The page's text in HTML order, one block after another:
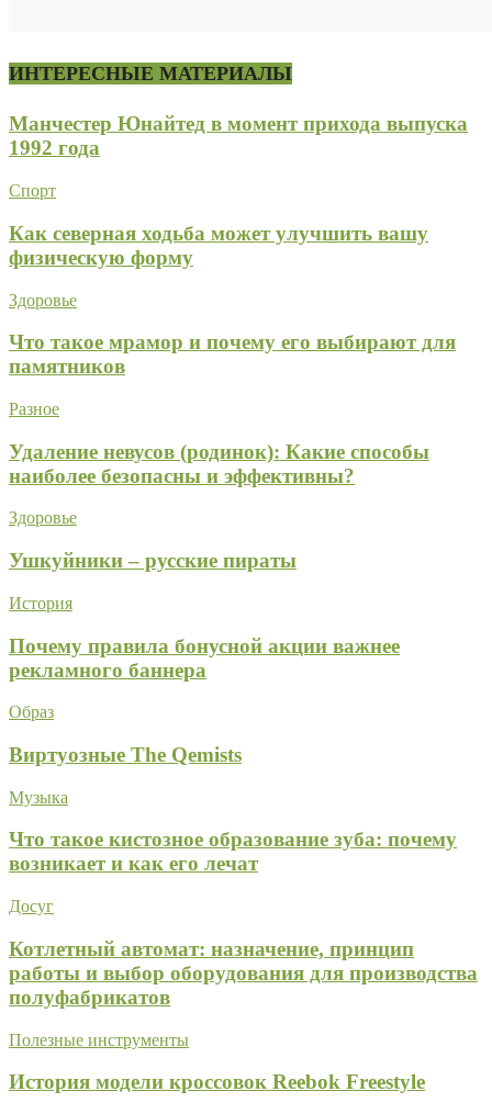
ИНТЕРЕСНЫЕ МАТЕРИАЛЫ
Манчестер Юнайтед в момент прихода выпуска
1992 года
Спорт
Как северная ходьба может улучшить вашу
физическую форму
Здоровье
Что такое мрамор и почему его выбирают для
памятников
Разное
Удаление невусов (родинок): Какие способы
наиболее безопасны и эффективны?
Здоровье
Ушкуйники – русские пираты
История
Почему правила бонусной акции важнее
рекламного баннера
Образ
Виртуозные The Qemists
Музыка
Что такое кистозное образование зуба: почему
возникает и как его лечат
Досуг
Котлетный автомат: назначение, принцип
работы и выбор оборудования для производства
полуфабрикатов
Полезные инструменты
История модели кроссовок Reebok Freestyle